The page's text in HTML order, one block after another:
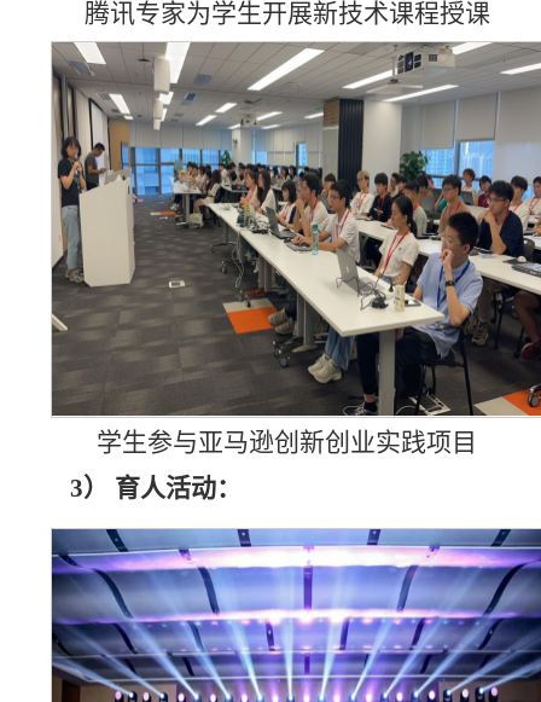
腾讯专家为学生开展新技术课程授课
学生参与亚马逊创新创业实践项目
3） 育人活动：